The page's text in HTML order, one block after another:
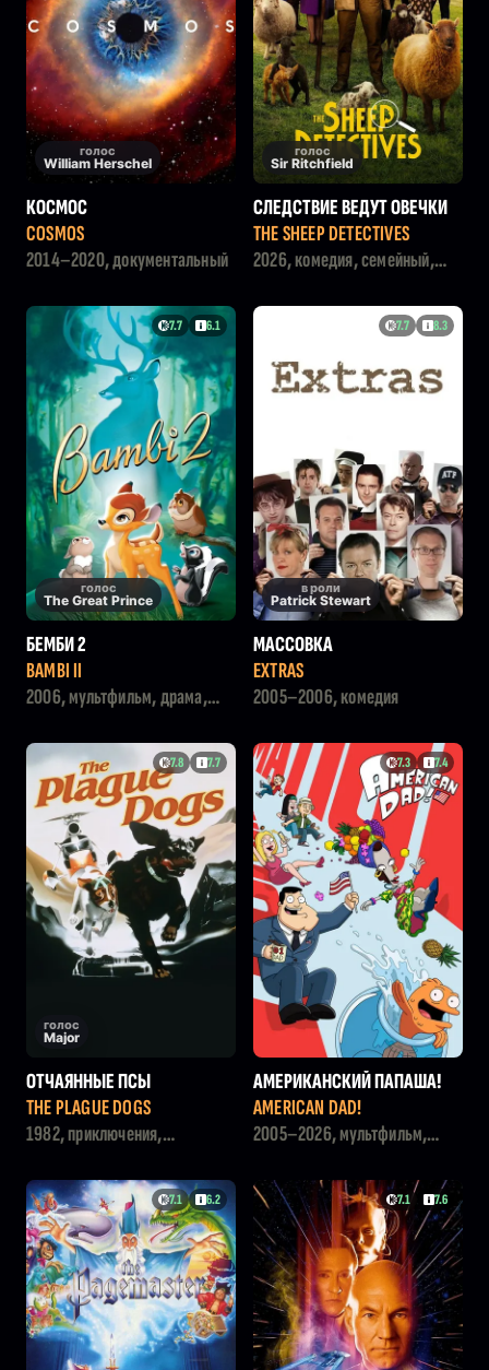
голос
William Herschel
КОСМОС
COSMOS
2014–2020, документальный
голос
Sir Ritchfield
СЛЕДСТВИЕ ВЕДУТ ОВЕЧКИ
THE SHEEP DETECTIVES
2026, комедия, семейный,
7.7 6.1
голос
The Great Prince
БЕМБИ 2
BAMBI II
2006, мультфильм, драма,
7.7 8.3
в роли
Patrick Stewart
МАССОВКА
EXTRAS
2005–2006, комедия
7.8 7.7
голос
Major
ОТЧАЯННЫЕ ПСЫ
THE PLAGUE DOGS
1982, приключения,
7.3 7.4
АМЕРИКАНСКИЙ ПАПАША!
AMERICAN DAD!
2005–2026, мультфильм,
7.1 6.2 7.1 7.6